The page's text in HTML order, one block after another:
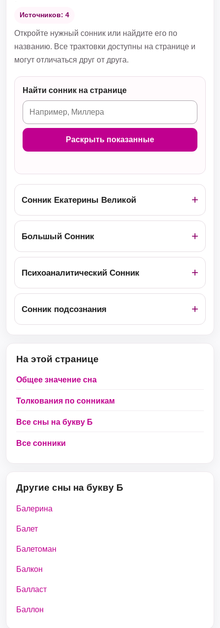
Источников: 4
Откройте нужный сонник или найдите его по
названию. Все трактовки доступны на странице и
могут отличаться друг от друга.
Найти сонник на странице
Раскрыть показанные
Сонник Екатерины Великой
Большый Сонник
Психоаналитический Сонник
Сонник подсознания
На этой странице
Общее значение сна
Толкования по сонникам
Все сны на букву Б
Все сонники
Другие сны на букву Б
Балерина
Балет
Балетоман
Балкон
Балласт
Баллон